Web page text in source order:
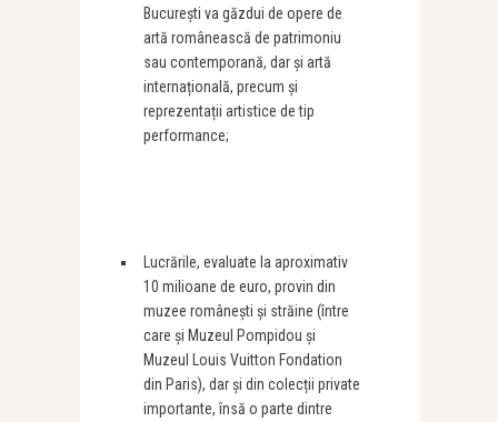
București va găzdui de opere de
artă românească de patrimoniu
sau contemporană, dar și artă
internațională, precum și
reprezentații artistice de tip
performance;
Lucrările, evaluate la aproximativ
10 milioane de euro, provin din
muzee românești și străine (între
care și Muzeul Pompidou și
Muzeul Louis Vuitton Fondation
din Paris), dar și din colecții private
importante, însă o parte dintre